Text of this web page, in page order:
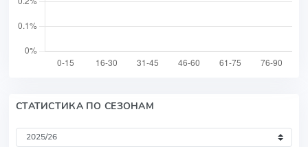
СТАТИСТИКА ПО СЕЗОНАМ